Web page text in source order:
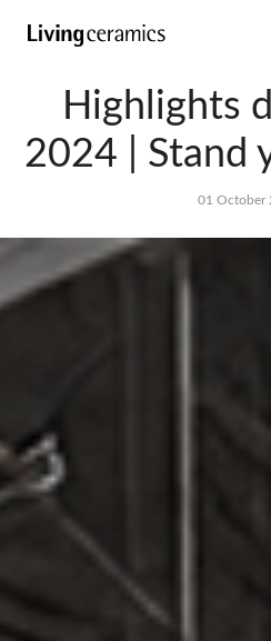
Highlights
2024 | Stand
01 October